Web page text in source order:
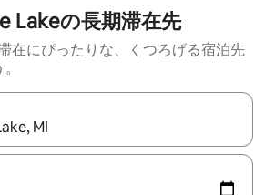
Lakeの長期滞在先
在にぴったりな、くつろげる宿泊先
れたら、上下の矢印キーを使って移動するか